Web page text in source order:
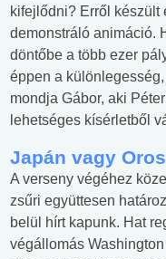
kifejlődni? Erről készült
demonstráló animáció.
döntőbe a több ezer
éppen a
mondja Gábor, aki
lehetséges kísérletből
Japán vagy
A verseny végéhez
zsűri együttesen
belül hírt kapunk. Hat
végállomás